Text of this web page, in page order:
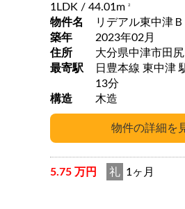
1LDK / 44.01m 2
物件名
リデアル東中津Ｂ
築年
2023年02月
住所
大分県中津市田尻
最寄駅
日豊本線 東中津 駅 徒歩
13分
構造
木造
5.75 万円 礼 1ヶ月